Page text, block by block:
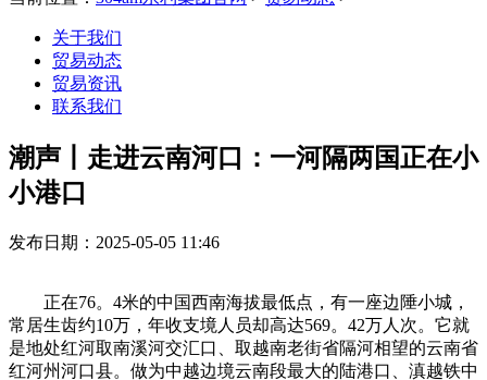
关于我们
贸易动态
贸易资讯
联系我们
潮声丨走进云南河口：一河隔两国正在小
小港口
发布日期：2025-05-05 11:46
正在76。4米的中国西南海拔最低点，有一座边陲小城，
常居生齿约10万，年收支境人员却高达569。42万人次。它就
是地处红河取南溪河交汇口、取越南老街省隔河相望的云南省
红河州河口县。做为中越边境云南段最大的陆港口、滇越铁中